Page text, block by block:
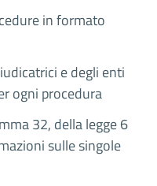
in formato
e degli enti
ogni procedura
32, della legge 6
sulle singole